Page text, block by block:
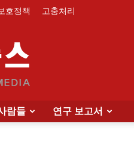
호정책 고충처리
람들 연구 보고서